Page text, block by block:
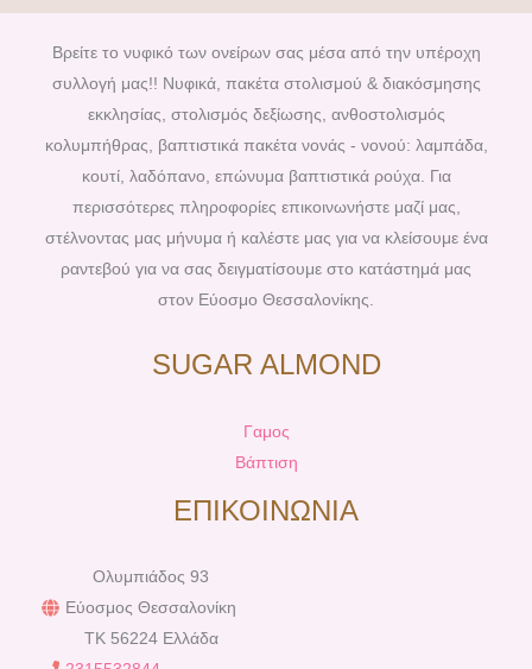
e
b
o
o
k
t
e
r
e
s
t
t
a
g
r
a
m
t
u
b
Βρείτε το νυφικό των ονείρων σας μέσα από την υπέροχη
συλλογή μας!! Νυφικά, πακέτα στολισμού & διακόσμησης
εκκλησίας, στολισμός δεξίωσης, ανθοστολισμός
κολυμπήθρας, βαπτιστικά πακέτα νονάς - νονού: λαμπάδα,
κουτί, λαδόπανο, επώνυμα βαπτιστικά ρούχα. Για
περισσότερες πληροφορίες επικοινωνήστε μαζί μας,
στέλνοντας μας μήνυμα ή καλέστε μας για να κλείσουμε ένα
ραντεβού για να σας δειγματίσουμε στο κατάστημά μας
στον Εύοσμο Θεσσαλονίκης.
SUGAR ALMOND
Γαμος
Βάπτιση
ΕΠΙΚΟΙΝΩΝΙΑ
Ολυμπιάδος 93
Εύοσμος Θεσσαλονίκη
TK 56224 Ελλάδα